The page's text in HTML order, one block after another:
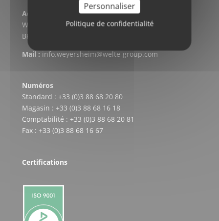
Personnaliser
Politique de confidentialité
Adresse postale
WELTE CARDAN-SERVICE
BP 304 – F-67728 HOERDT CEDEX
Mail : info.weyersheim@welte-group.com
Numéros
Standard : +33 (0)3 88 68 20 80
Magasin : +33 (0)3 88 68 16 18
Comptabilité : +33 (0)3 88 68 20 81
Fax : +33 (0)3 88 68 16 67
Certifications